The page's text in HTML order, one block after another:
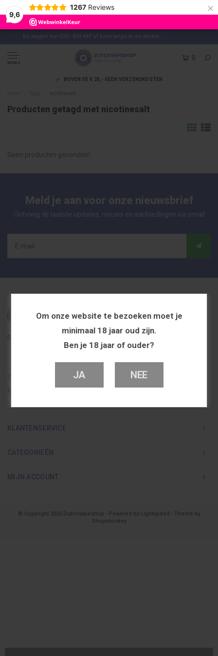
Om onze website te bezoeken moet je
minimaal 18 jaar oud zijn.
Ben je 18 jaar of ouder?
JA NEE
9,6
1267 Reviews ×
Bij vragen bel 0251 839 447 of kom langs in de winkel
MENU
0
BOVEN DE € 20,- GEEN VERZENDKOSTEN
nicotinesalt
Producten getagd met nicotinesalt
Geen producten gevonden!...
Meld je aan voor onze nieuwsbrief
Ontvang de laatste updates, nieuws en aanbiedingen via email
De beste en voordeligste vapeshop in Nederland
Telefoon
0251 839 447
KLANTENSERVICE
CATEGORIEËN
MIJN ACCOUNT
© Copyright 2026 Dutchvapeshop - Powered by Lightspeed - Theme by
Shopmonkey